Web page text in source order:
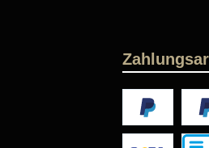
PayPal